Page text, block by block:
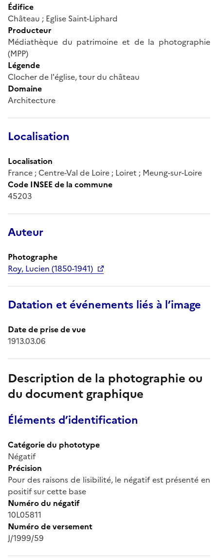
Édifice
Château ; Eglise Saint-Liphard
Producteur
Médiathèque du patrimoine et de la photographie
(MPP)
Légende
Clocher de l'église, tour du château
Domaine
Architecture
Localisation
Localisation
France ; Centre-Val de Loire ; Loiret ; Meung-sur-Loire
Code INSEE de la commune
45203
Auteur
Photographe
Roy, Lucien (1850-1941)
Datation et événements liés à l’image
Date de prise de vue
1913.03.06
Description de la photographie ou
du document graphique
Éléments d’identification
Catégorie du phototype
Négatif
Précision
Pour des raisons de lisibilité, le négatif est présenté en
positif sur cette base
Numéro du négatif
10L05811
Numéro de versement
J/1999/59